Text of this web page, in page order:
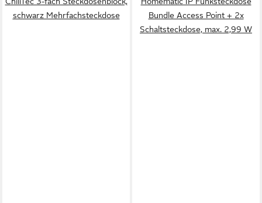
schwarz Mehrfachsteckdose
Bundle Access Point + 2x
Schaltsteckdose, max. 2,99 W